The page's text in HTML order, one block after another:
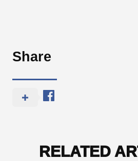
Share
RELATED